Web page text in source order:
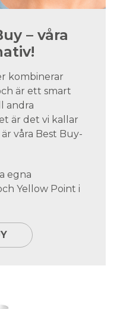
– våra
kombinerar
är ett smart
andra
är det vi kallar
våra Best Buy-
egna
Yellow Point i